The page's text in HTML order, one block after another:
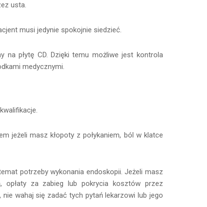
usta.
musi jedynie spokojnie siedzieć.
na płytę CD. Dzięki temu możliwe jest kontrola
medycznymi.
jeżeli masz kłopoty z połykaniem, ból w klatce
potrzeby wykonania endoskopii. Jeżeli masz
opłaty za zabieg lub pokrycia kosztów przez
wahaj się zadać tych pytań lekarzowi lub jego